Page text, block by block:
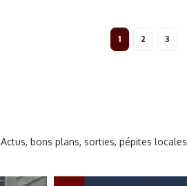
1 2 3
Actus, bons plans, sorties, pépites locales